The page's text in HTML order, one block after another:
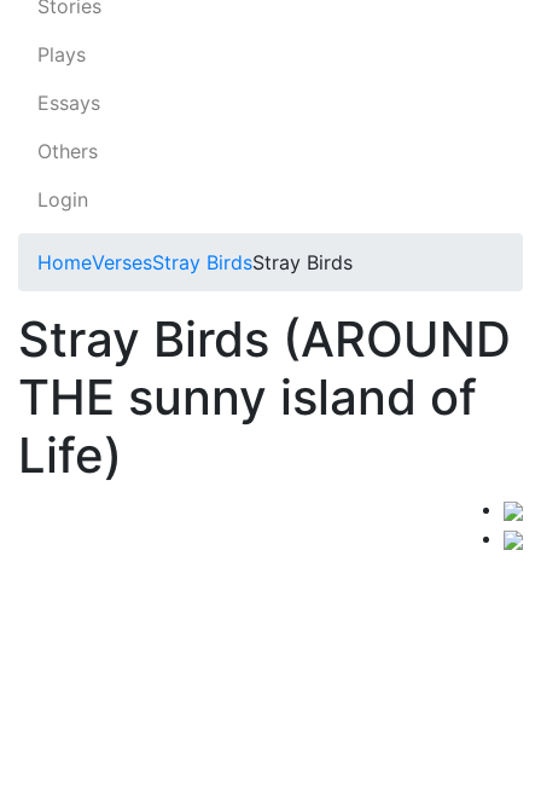
Stories
Plays
Essays
Others
Login
HomeVersesStray BirdsStray Birds
Stray Birds (AROUND
THE sunny island of
Life)